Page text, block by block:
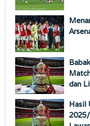
dan
Hasil